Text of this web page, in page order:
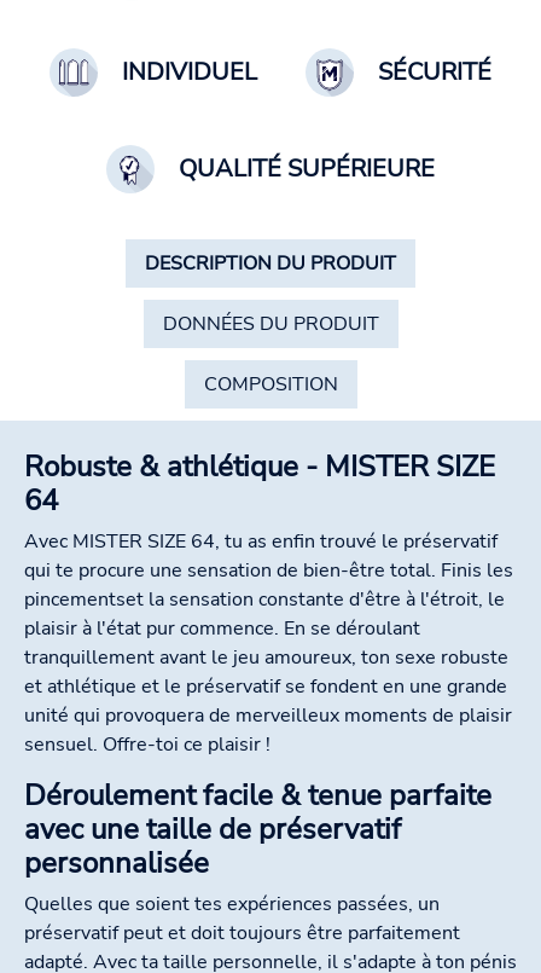
INDIVIDUEL SÉCURITÉ
QUALITÉ SUPÉRIEURE
DESCRIPTION DU PRODUIT
DONNÉES DU PRODUIT
COMPOSITION
Robuste & athlétique - MISTER SIZE
64
Avec MISTER SIZE 64, tu as enfin trouvé le préservatif
qui te procure une sensation de bien-être total. Finis les
pincementset la sensation constante d'être à l'étroit, le
plaisir à l'état pur commence. En se déroulant
tranquillement avant le jeu amoureux, ton sexe robuste
et athlétique et le préservatif se fondent en une grande
unité qui provoquera de merveilleux moments de plaisir
sensuel. Offre-toi ce plaisir !
Déroulement facile & tenue parfaite
avec une taille de préservatif
personnalisée
Quelles que soient tes expériences passées, un
préservatif peut et doit toujours être parfaitement
adapté. Avec ta taille personnelle, il s'adapte à ton pénis